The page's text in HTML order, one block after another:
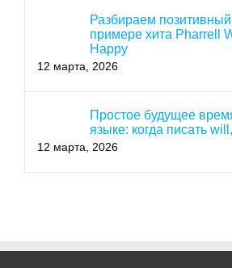
Разбираем
примере хита Pharrell
Happy
12 марта, 2026
Простое будущее
языке: когда писать
12 марта, 2026